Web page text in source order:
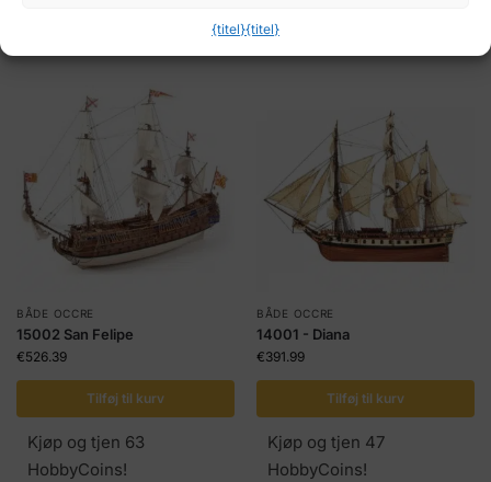
{titel}{titel}
BÅDE OCCRE
15002 San Felipe
€526.39
Tilføj til kurv
Kjøp og tjen 63
HobbyCoins!
BÅDE OCCRE
14001 - Diana
€391.99
Tilføj til kurv
Kjøp og tjen 47
HobbyCoins!